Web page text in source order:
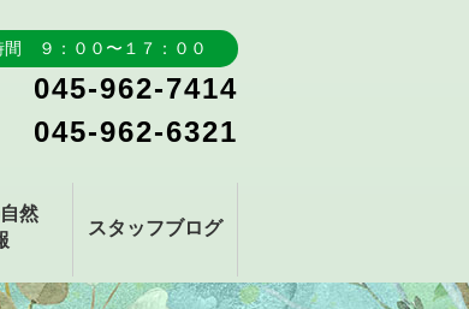
間 ９：００〜１７：００
045-962-7414
045-962-6321
然
スタッフブログ